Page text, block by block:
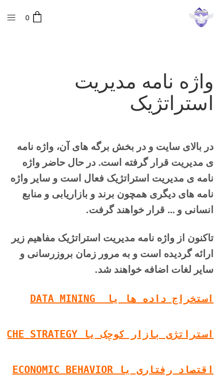
0
واژه نامه مدیریت
استراتژیک
در بالای سایت و در بخش برگه های آن، واژه نامه
ی مدیریت قرار گرفته است. در حال حاضر واژه
نامه ی مدیریت استراتژیک فعال است و سایر واژه
نامه های دیگری همچون برند و بازاریابی و منابع
انسانی و … قرار خواهند گرفت.
تاکنون از واژه نامه مدیریت استراتژیک مفاهیم زیر
ارائه گردیده است و به مرور زمان بروزرسانی و
سایر لغات اضافه خواهند شد.
استخراج داده ها یا  DATA MINING
استراتژی بازار کوچک یا NICHE STRATEGY
اقتصاد رفتاری یا ECONOMIC BEHAVIOR